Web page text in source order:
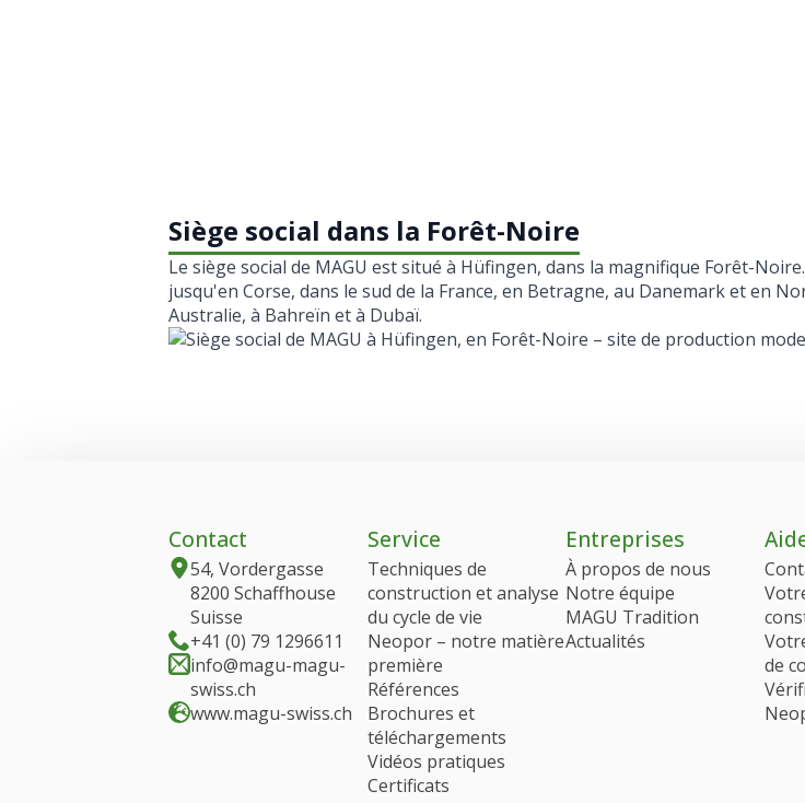
Siège social dans la Forêt-Noire
Le siège social de MAGU est situé à Hüfingen, dans la magnifique Forêt-
jusqu'en Corse, dans le sud de la France, en Betragne, au Danemark et en
Australie, à Bahreïn et à Dubaï.
Contact
54, Vordergasse
8200 Schaffhouse
Suisse
+41 (0) 79 1296611
info@magu-magu-
swiss.ch
www.magu-swiss.ch
Service
Techniques de
construction et analyse
du cycle de vie
Neopor – notre matière
première
Références
Brochures et
téléchargements
Vidéos pratiques
Certificats
Entreprises
À propos de nous
Notre équipe
MAGU Tradition
Actualités
de